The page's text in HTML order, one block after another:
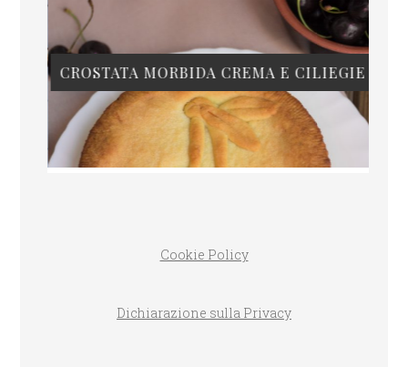
CROSTATA MORBIDA CREMA E CILIEGIE
Cookie Policy
Dichiarazione sulla Privacy